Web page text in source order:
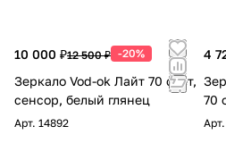
10 000 ₽12 500 ₽ -20%
Зеркало Vod-ok Лайт 70 свет,
сенсор, белый глянец
Арт. 14892
4
70
Арт.